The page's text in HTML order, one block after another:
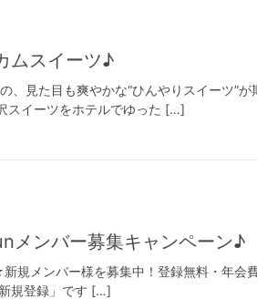
ムスイーツ♪
、見た目も爽やかな“ひんやりスイーツ”
スイーツをホテルでゆった […]
メンバー募集キャンペーン♪
新規メンバー様を募集中！登録無料・
規登録」です […]